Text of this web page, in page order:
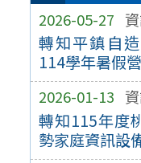
2026-05-27
轉知平鎮自
114學年暑假
2026-01-13
轉知115年度
勢家庭資訊設